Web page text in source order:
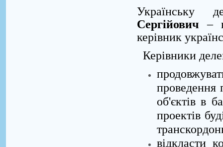
Українську
Сергійович –
керівник
Керівники
проведення
об'єктів в
проектів
відкласти